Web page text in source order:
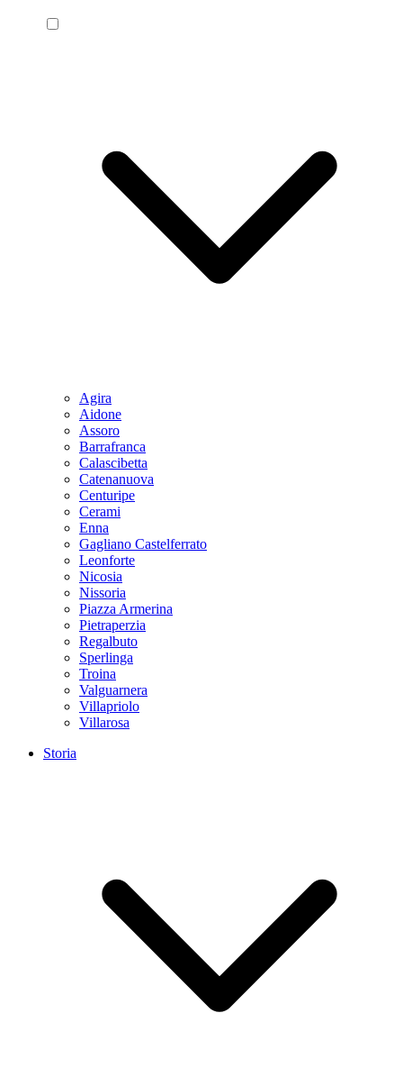
Agira
Aidone
Assoro
Barrafranca
Calascibetta
Catenanuova
Centuripe
Cerami
Enna
Gagliano Castelferrato
Leonforte
Nicosia
Nissoria
Piazza Armerina
Pietraperzia
Regalbuto
Sperlinga
Troina
Valguarnera
Villapriolo
Villarosa
Storia